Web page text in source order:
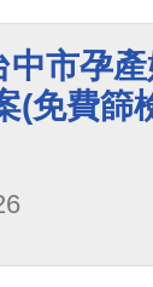
中市孕
(免費篩